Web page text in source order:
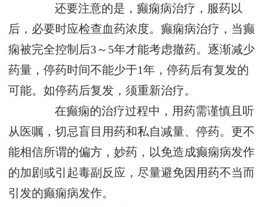
还要注意的是，癫痫病治疗，服药以
后，必要时应检查血药浓度。癫痫病治疗，当癫
痫被完全控制后3～5年才能考虑撤药。逐渐减少
药量，停药时间不能少于1年，停药后有复发的
可能。如停药后复发，须重新治疗。
在癫痫的治疗过程中，用药需谨慎且听
从医嘱，切忌盲目用药和私自减量、停药。更不
能相信所谓的偏方，妙药，以免造成癫痫病发作
的加剧或引起毒副反应，尽量避免因用药不当而
引发的癫痫病发作。